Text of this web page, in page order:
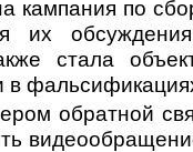
кампания по
их
стала
в
обратной